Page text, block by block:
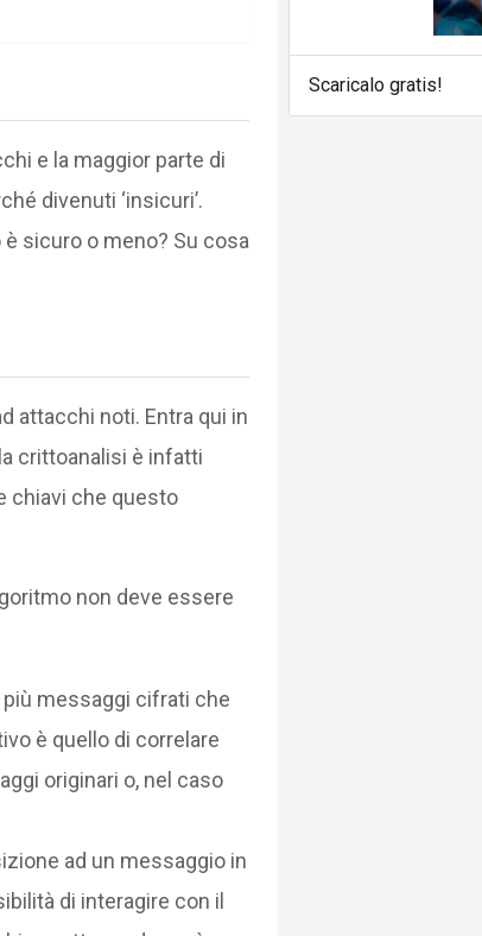
e la maggior parte di
divenuti ‘insicuri’.
sicuro o meno? Su cosa
attacchi noti. Entra qui in
crittoanalisi è infatti
chiavi che questo
non deve essere
messaggi cifrati che
è quello di correlare
originari o, nel caso
ad un messaggio in
di interagire con il
Scaricalo gratis!